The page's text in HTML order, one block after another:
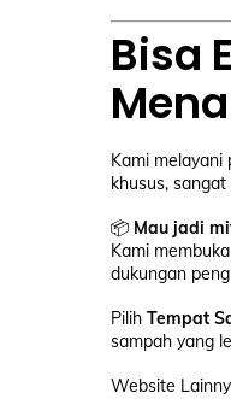
Bisa
Kami melayani
khusus,
📦 Mau jadi
Kami
dukungan
Pilih Tempat
sampah yang
Website